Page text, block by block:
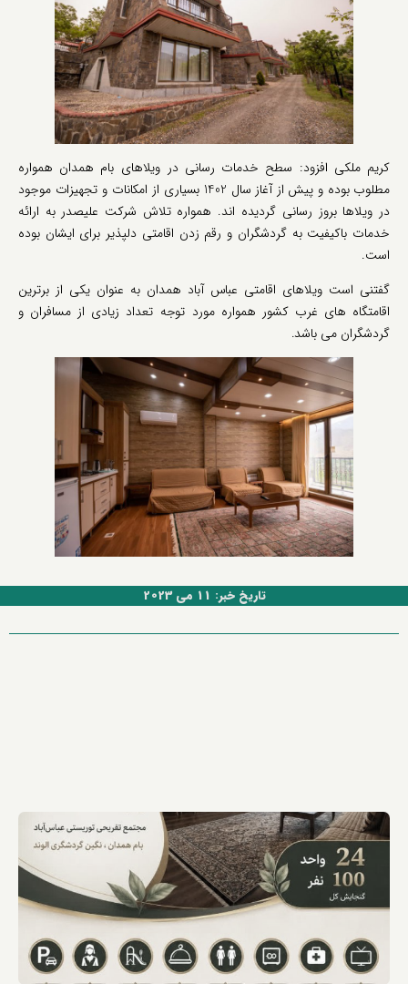
کریم ملکی افزود: سطح خدمات رسانی در ویلاهای بام همدان همواره
مطلوب بوده و پیش از آغاز سال 1402 بسیاری از امکانات و تجهیزات موجود
در ویلاها بروز رسانی گردیده اند. همواره تلاش شرکت علیصدر به ارائه
خدمات باکیفیت به گردشگران و رقم زدن اقامتی دلپذیر برای ایشان بوده
است.
گفتنی است ویلاهای اقامتی عباس آباد همدان به عنوان یکی از برترین
اقامتگاه های غرب کشور همواره مورد توجه تعداد زیادی از مسافران و
گردشگران می باشد.
تاریخ خبر: 11 می 2023